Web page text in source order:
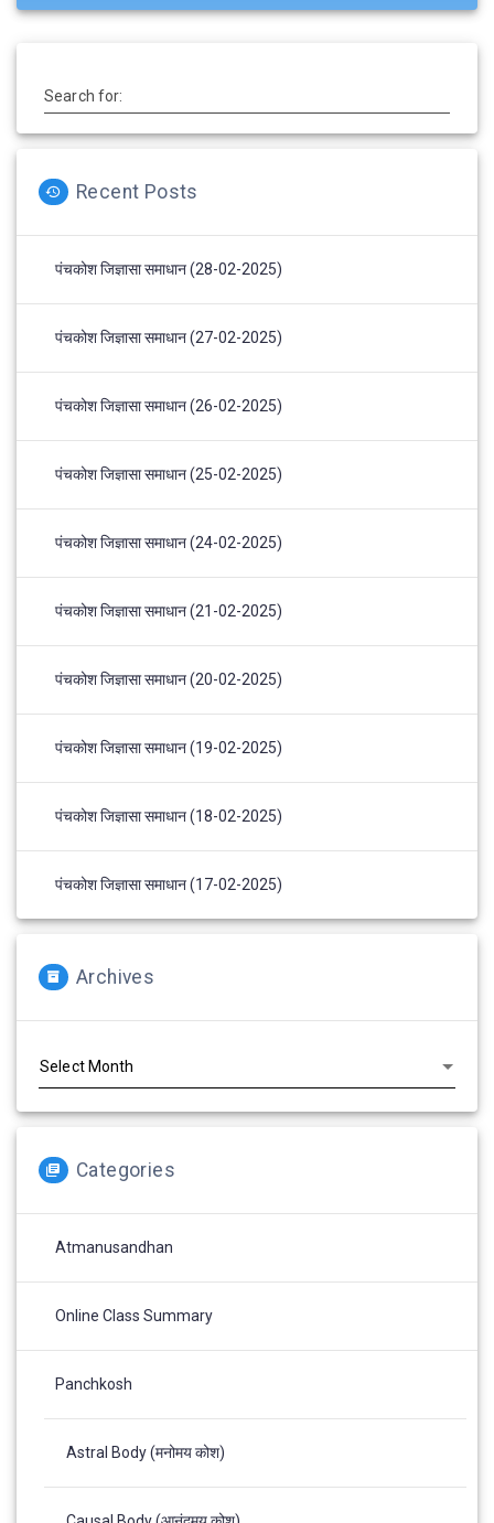
Search for:
Recent Posts
पंचकोश जिज्ञासा समाधान (28-02-2025)
पंचकोश जिज्ञासा समाधान (27-02-2025)
पंचकोश जिज्ञासा समाधान (26-02-2025)
पंचकोश जिज्ञासा समाधान (25-02-2025)
पंचकोश जिज्ञासा समाधान (24-02-2025)
पंचकोश जिज्ञासा समाधान (21-02-2025)
पंचकोश जिज्ञासा समाधान (20-02-2025)
पंचकोश जिज्ञासा समाधान (19-02-2025)
पंचकोश जिज्ञासा समाधान (18-02-2025)
पंचकोश जिज्ञासा समाधान (17-02-2025)
Archives
Categories
Atmanusandhan
Online Class Summary
Panchkosh
Astral Body (मनोमय कोश)